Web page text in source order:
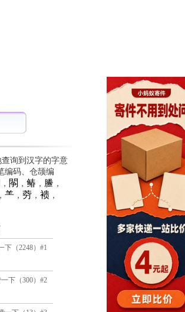
询到汉字的字意
编码、仓颉编
， 䦛 ， 䲠 ， 䲢 ，
⺷， 䓖， 䙌，